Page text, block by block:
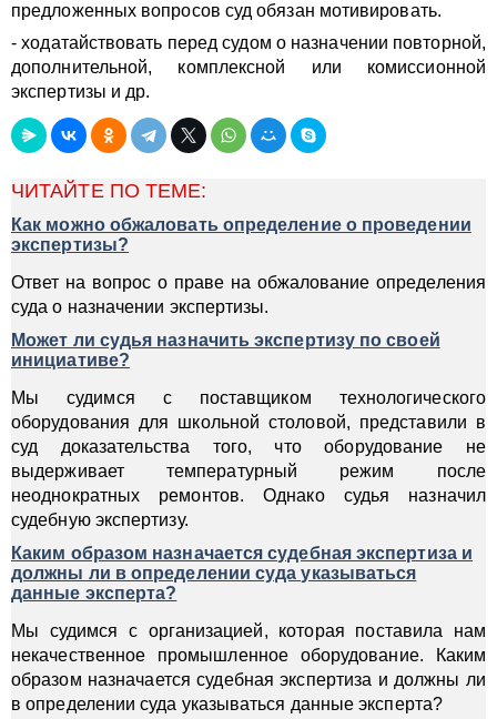
предложенных вопросов суд обязан мотивировать.
- ходатайствовать перед судом о назначении повторной,
дополнительной, комплексной или комиссионной
экспертизы и др.
ЧИТАЙТЕ ПО ТЕМЕ:
Как можно обжаловать определение о проведении
экспертизы?
Ответ на вопрос о праве на обжалование определения
суда о назначении экспертизы.
Может ли судья назначить экспертизу по своей
инициативе?
Мы судимся с поставщиком технологического
оборудования для школьной столовой, представили в
суд доказательства того, что оборудование не
выдерживает температурный режим после
неоднократных ремонтов. Однако судья назначил
судебную экспертизу.
Каким образом назначается судебная экспертиза и
должны ли в определении суда указываться
данные эксперта?
Мы судимся с организацией, которая поставила нам
некачественное промышленное оборудование. Каким
образом назначается судебная экспертиза и должны ли
в определении суда указываться данные эксперта?